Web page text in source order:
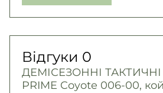
Відгуки 0
ДЕМІСЕЗОННІ
PRIME Coyote 006-00,